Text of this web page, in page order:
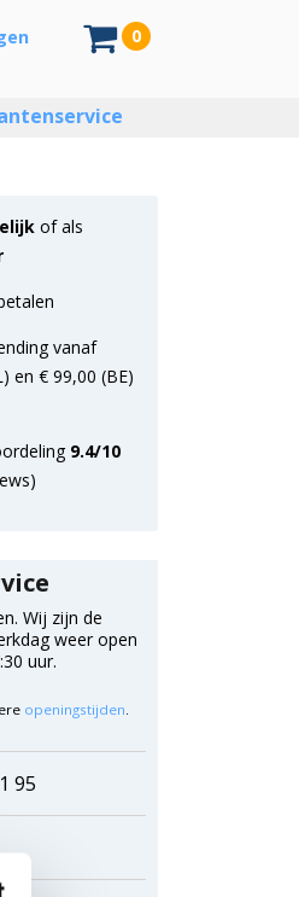
0
of als
vanaf
en € 99,00 (BE)
9.4/10
Wij zijn de
weer open
uur.
openingstijden.
95